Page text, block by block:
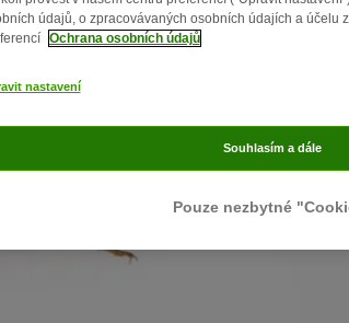
údajů, o zpracovávaných osobních údajích a účelu
Ochrana osobních údajů
nastavení
Pouze nezbytné
Souhlasím a dále